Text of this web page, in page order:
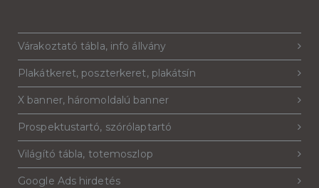
Várakoztató tábla, info állvány
Plakátkeret, poszterkeret, plakátsín
X banner, háromoldalú banner
Prospektustartó, szórólaptartó
Világító tábla, totemoszlop
Google Ads hirdetés